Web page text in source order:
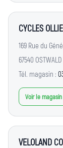
CYCLES
169 Rue du
67540 OSTWALD
Tél. magasin :
Voir le magasin
VELOLAND